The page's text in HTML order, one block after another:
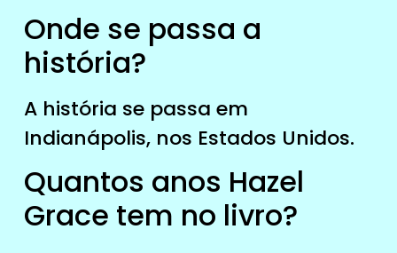
Onde se passa a
história?
A história se passa em
Indianápolis, nos Estados Unidos.
Quantos anos Hazel
Grace tem no livro?